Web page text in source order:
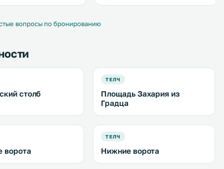
мини-баром. На всей территории
вопросы по бронированию
столб
ТЕЛЧ
Площадь Захария из
Градца
ворота
ТЕЛЧ
Нижние ворота